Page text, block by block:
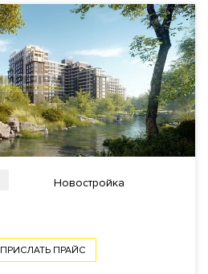
Новостройка
ПРИСЛАТЬ ПРАЙС